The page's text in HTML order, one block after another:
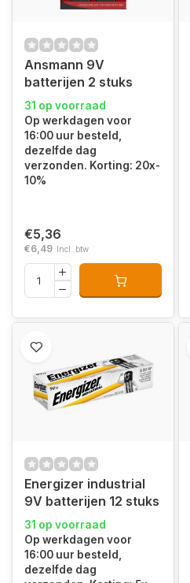
Ansmann 9V
batterijen 2 stuks
31 op voorraad
Op werkdagen voor
16:00 uur besteld,
dezelfde dag
verzonden. Korting: 20x-
10%
€5,36
€6,49 Incl. btw
Energizer industrial
9V batterijen 12 stuks
31 op voorraad
Op werkdagen voor
16:00 uur besteld,
dezelfde dag